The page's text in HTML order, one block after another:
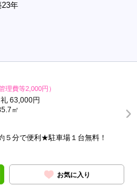
年
管理費等2,000円）
63,000円
㎡
５分で便利★駐車場１台無料！
お気に入り